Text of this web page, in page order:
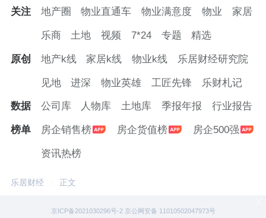
关注 地产圈 物业直通车 物业满意度 物业 家居
乐商 土地 视频 7*24 专题 精选
原创 地产k线 家居k线 物业k线 乐居财经研究院
见地 进深 物业英雄 工匠先锋 乐财札记
数据 公司库 人物库 土地库 季报年报 行业报告
榜单 房企销售榜 房企货值榜 房企500强
资讯热榜
乐居财经 正文
京ICP备2021030296号-2 京公网安备 11010502047973号